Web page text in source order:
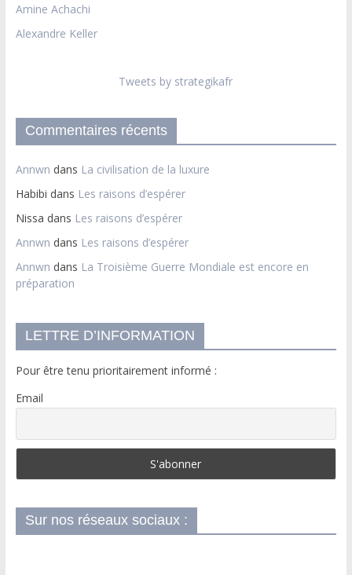
Amine Achachi
Alexandre Keller
Tweets by strategikafr
Commentaires récents
Annwn dans La civilisation de la luxure
Habibi dans Les raisons d’espérer
Nissa dans Les raisons d’espérer
Annwn dans Les raisons d’espérer
Annwn dans La Troisième Guerre Mondiale est encore en
préparation
LETTRE D’INFORMATION
Pour être tenu prioritairement informé :
Email
Sur nos réseaux sociaux :